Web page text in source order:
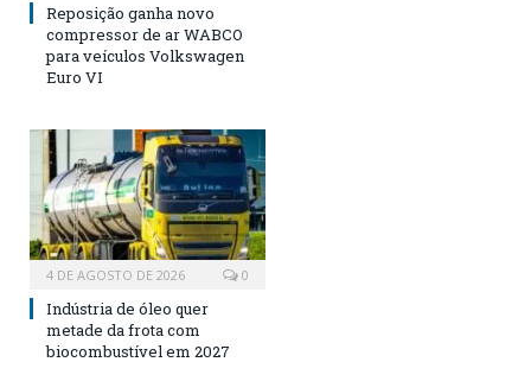
Reposição ganha novo
compressor de ar WABCO
para veículos Volkswagen
Euro VI
4 DE AGOSTO DE 2026 0
Indústria de óleo quer
metade da frota com
biocombustível em 2027